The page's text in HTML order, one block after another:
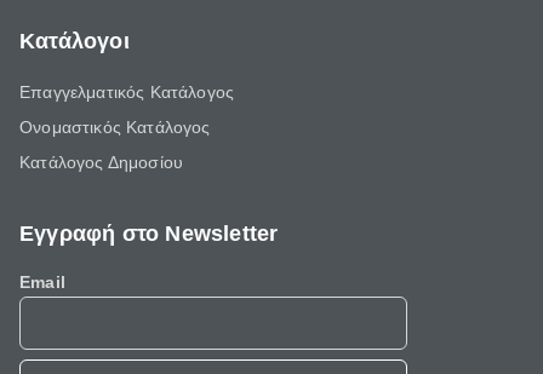
Κατάλογοι
Επαγγελματικός Κατάλογος
Ονομαστικός Κατάλογος
Κατάλογος Δημοσίου
Εγγραφή στο Newsletter
Email